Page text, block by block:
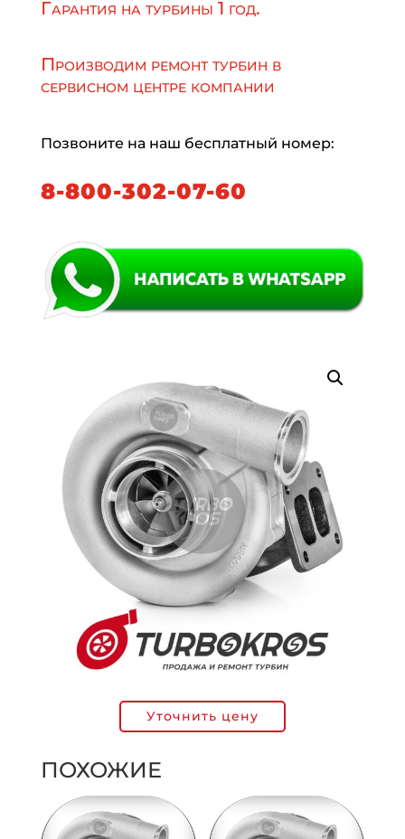
Гарантия на турбины 1 год.
Производим ремонт турбин в
сервисном центре компании
Позвоните на наш бесплатный номер:
8-800-302-07-60
Уточнить цену
ПОХОЖИЕ